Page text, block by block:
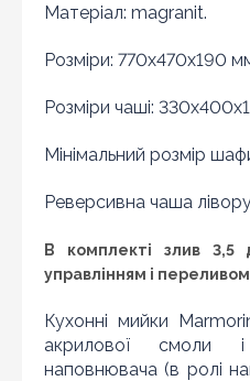
Матеріал: magranit.
Розміри: 770x470x190
Розміри чаші:
Мінімальний розмір
Реверсивна чаша
В комплекті злив 3,5
управлінням і
Кухонні мийки
акрилової смоли
наповнювача (в ролі
Знайшли дешевше?